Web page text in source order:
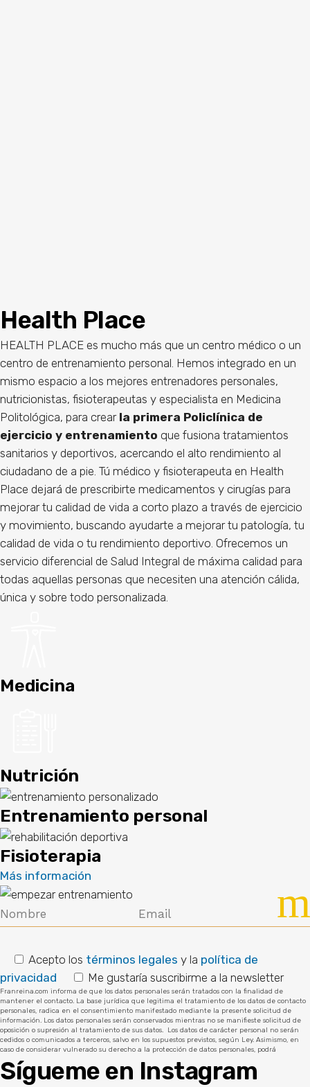
Health Place
HEALTH PLACE es mucho más que un centro médico o un
centro de entrenamiento personal. Hemos integrado en un
mismo espacio a los mejores entrenadores personales,
nutricionistas, fisioterapeutas y especialista en Medicina
Politológica, para crear la primera Policlínica de
ejercicio y entrenamiento que fusiona tratamientos
sanitarios y deportivos, acercando el alto rendimiento al
ciudadano de a pie. Tú médico y fisioterapeuta en Health
Place dejará de prescribirte medicamentos y cirugías para
mejorar tu calidad de vida a corto plazo a través de ejercicio
y movimiento, buscando ayudarte a mejorar tu patología, tu
calidad de vida o tu rendimiento deportivo. Ofrecemos un
servicio diferencial de Salud Integral de máxima calidad para
todas aquellas personas que necesiten una atención cálida,
única y sobre todo personalizada.
Medicina
Nutrición
Entrenamiento personal
Fisioterapia
Más información
Acepto los términos legales y la política de
privacidad
Me gustaría suscribirme a la newsletter
Franreina.com informa de que los datos personales serán tratados con la finalidad de
mantener el contacto. La base jurídica que legitima el tratamiento de los datos de contacto
personales, radica en el consentimiento manifestado mediante la presente solicitud de
información. Los datos personales serán conservados mientras no se manifieste solicitud de
oposición o supresión al tratamiento de sus datos. Los datos de carácter personal no serán
cedidos o comunicados a terceros, salvo en los supuestos previstos, según Ley. Asimismo, en
caso de considerar vulnerado su derecho a la protección de datos personales, podrá
interponer una reclamación ante la Agencia Española de Protección de Datos
(www.aepd.es).
Sígueme en Instagram